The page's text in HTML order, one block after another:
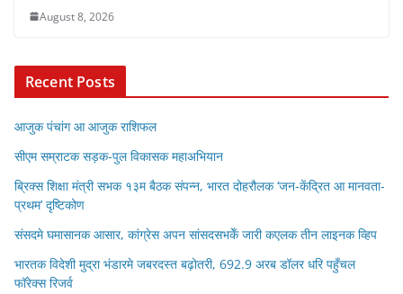
August 8, 2026
Recent Posts
आजुक पंचांग आ आजुक राशिफल
सीएम सम्राटक सड़क-पुल विकासक महाअभियान
ब्रिक्स शिक्षा मंत्री सभक १३म बैठक संपन्न, भारत दोहरौलक ‘जन-केंद्रित आ मानवता-
प्रथम’ दृष्टिकोण
संसदमे घमासानक आसार, कांग्रेस अपन सांसदसभकेँ जारी कएलक तीन लाइनक व्हिप
भारतक विदेशी मुद्रा भंडारमे जबरदस्त बढ़ोतरी, 692.9 अरब डॉलर धरि पहुँचल
फॉरेक्स रिजर्व